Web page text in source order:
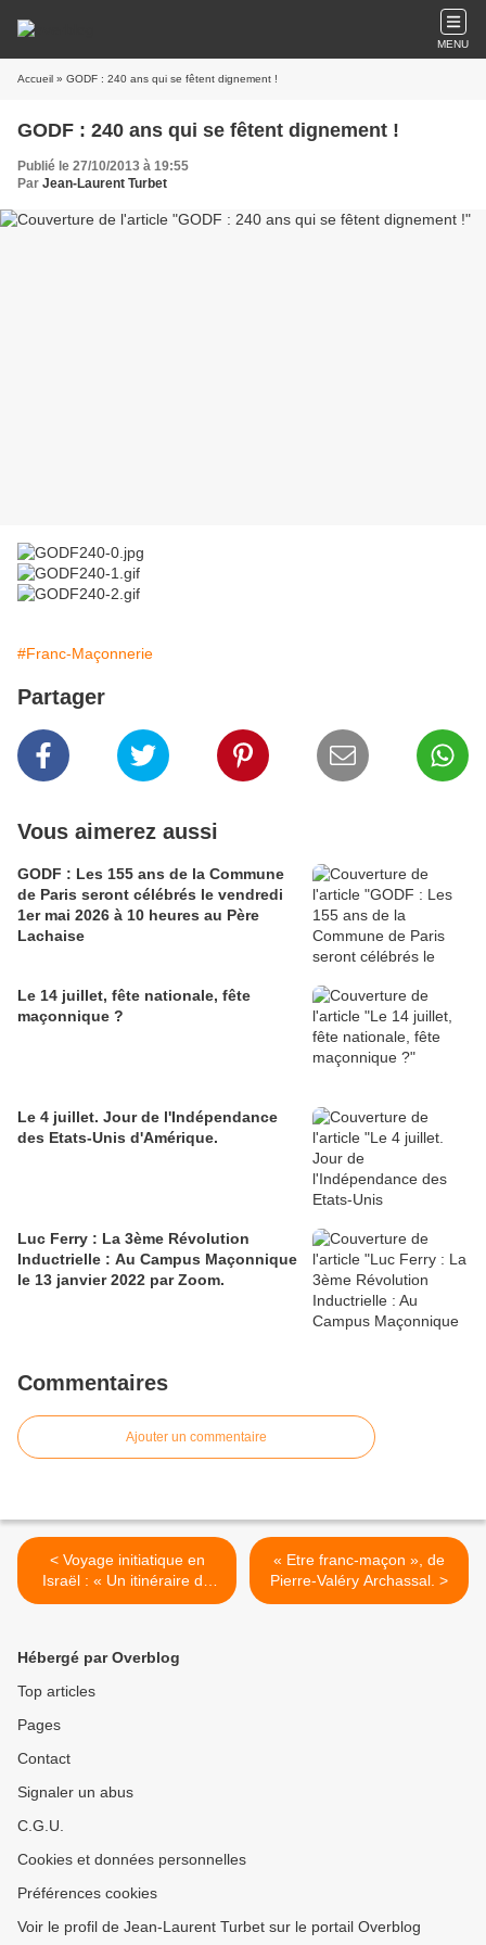
MENU
Accueil » GODF : 240 ans qui se fêtent dignement !
GODF : 240 ans qui se fêtent dignement !
Publié le 27/10/2013 à 19:55
Par Jean-Laurent Turbet
#Franc-Maçonnerie
Partager
Vous aimerez aussi
GODF : Les 155 ans de la Commune
de Paris seront célébrés le vendredi
1er mai 2026 à 10 heures au Père
Lachaise
Le 14 juillet, fête nationale, fête
maçonnique ?
Le 4 juillet. Jour de l'Indépendance
des Etats-Unis d'Amérique.
Luc Ferry : La 3ème Révolution
Inductrielle : Au Campus Maçonnique
le 13 janvier 2022 par Zoom.
Commentaires
Ajouter un commentaire
< Voyage initiatique en
Israël : « Un itinéraire de
spiritualité ». Du 21 au 28
« Etre franc-maçon », de
Pierre-Valéry Archassal. >
Hébergé par Overblog
Top articles
Pages
Contact
Signaler un abus
C.G.U.
Cookies et données personnelles
Préférences cookies
Voir le profil de Jean-Laurent Turbet sur le portail Overblog